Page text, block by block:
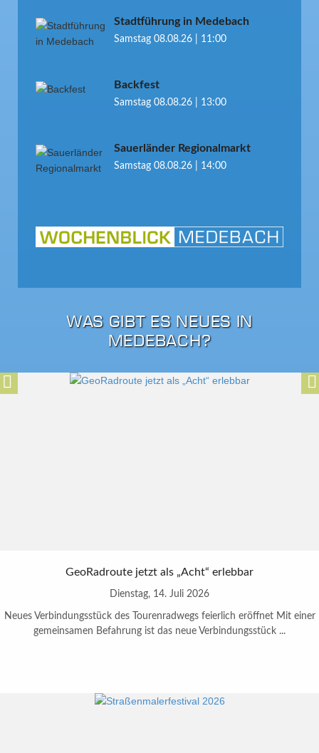
Stadtführung in Medebach
Samstag 08.08.26 | 11:00
Backfest
Samstag 08.08.26 | 13:00
Sauerländer Regionalmarkt
Samstag 08.08.26 | 14:00
WAS GIBT ES NEUES IN
MEDEBACH?
GeoRadroute jetzt als „Acht“ erlebbar
Dienstag, 14. Juli 2026
Neues Verbindungsstück des Tourenradwegs feierlich eröffnet Mit einer
gemeinsamen Befahrung ist das neue Verbindungsstück ...